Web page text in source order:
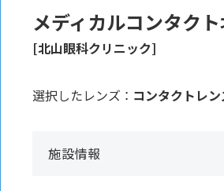
メディカルコンタク
[北山眼科クリニック]
選択したレンズ ： コンタクトレ
施設情報